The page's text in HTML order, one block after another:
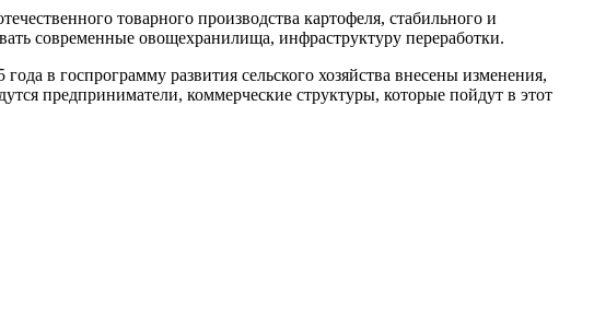
товарного производства картофеля, стабильного и
современные овощехранилища, инфраструктуру переработки.
в госпрограмму развития сельского хозяйства внесены изменения,
предприниматели, коммерческие структуры, которые пойдут в этот